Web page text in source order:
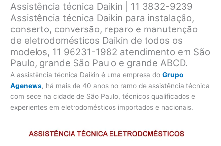
Assistência técnica Daikin | 11 3832-9239
Assistência técnica Daikin para instalação,
conserto, conversão, reparo e manutenção
de eletrodomésticos Daikin de todos os
modelos, 11 96231-1982 atendimento em São
Paulo, grande São Paulo e grande ABCD.
A assistência técnica Daikin é uma empresa doGrupo
Agenews, há mais de 40 anos no ramo de assistência técnica
com sede na cidade de São Paulo, técnicos qualificados e
experientes em eletrodomésticos importados e nacionais.